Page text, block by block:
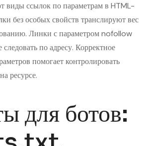
виды ссылок по параметрам в HTML-
без особых свойств транслируют вес
Линки с параметром nofollow
по адресу. Корректное
помогает контролировать
ресурсе.
для ботов: